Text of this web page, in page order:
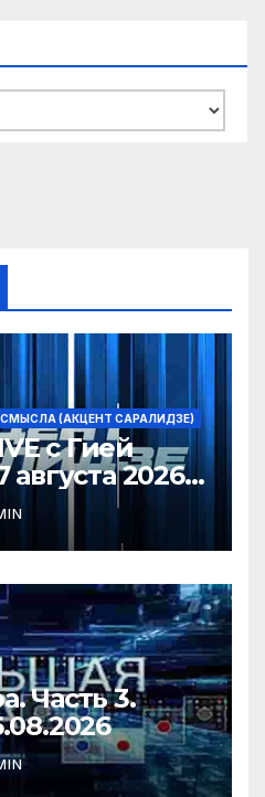
(АКЦЕНТ САРАЛИДЗЕ)
с Гией
2026
Часть 3.